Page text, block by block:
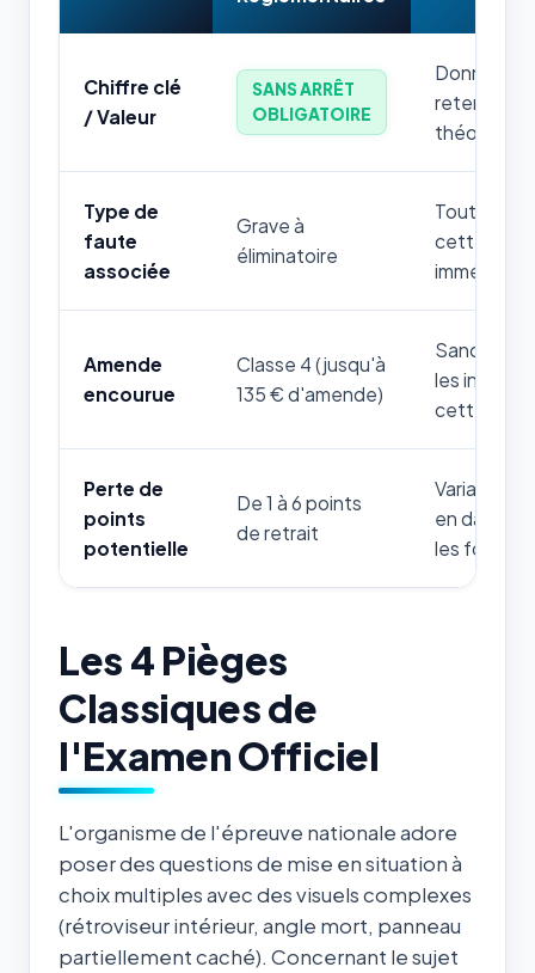
Chiffre clé
/ Valeur
SANS ARRÊT
OBLIGATOIRE
Donnée
retenir par
théorique.
Type de
faute
associée
Grave à
éliminatoire
Toute
cette
Amende
encourue
Classe 4 (jusqu'à
135 € d'amende)
Sanction
les
cette
Perte de
points
potentielle
De 1 à 6 points
de retrait
Variable
en danger
les forces
Les 4 Pièges
Classiques de
l'Examen Officiel
L'organisme de l'épreuve nationale adore
poser des questions de mise en situation à
choix multiples avec des visuels complexes
(rétroviseur intérieur, angle mort, panneau
partiellement caché). Concernant le sujet